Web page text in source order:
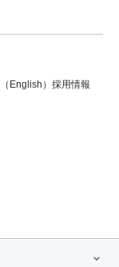
English） 採用情報